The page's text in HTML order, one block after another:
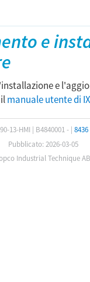
e
e
manuale utente di
13-HMI | B4840001 - | 8436
Pubblicato: 2026-03-05
Industrial Technique AB